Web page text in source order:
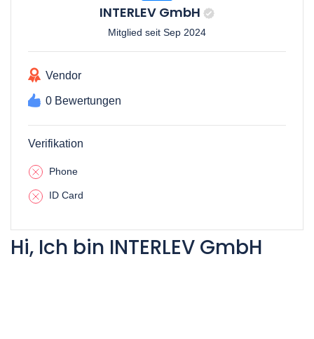
INTERLEV GmbH
Mitglied seit Sep 2024
Vendor
0 Bewertungen
Verifikation
Phone
ID Card
Hi, Ich bin INTERLEV GmbH